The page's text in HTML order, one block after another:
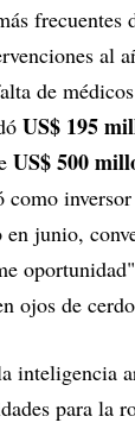
frecuentes
al
de
US$ 195
US$ 500
como
en junio,
ojos de
inteligencia
para la